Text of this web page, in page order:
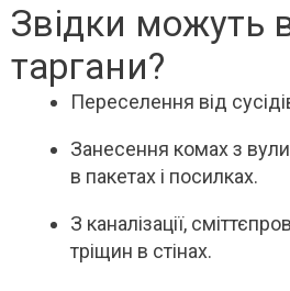
Звідки можуть
таргани?
Переселення від
Занесення комах з
в пакетах і посилках.
З каналізації,
тріщин в стінах.